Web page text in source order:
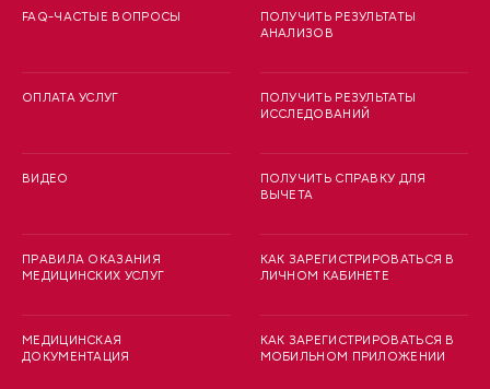
FAQ-ЧАСТЫЕ ВОПРОСЫ
ОПЛАТА УСЛУГ
ВИДЕО
ПРАВИЛА ОКАЗАНИЯ
МЕДИЦИНСКИХ УСЛУГ
МЕДИЦИНСКАЯ
ДОКУМЕНТАЦИЯ
ПОЛУЧИТЬ РЕЗУЛЬТАТЫ
АНАЛИЗОВ
ПОЛУЧИТЬ РЕЗУЛЬТАТЫ
ИССЛЕДОВАНИЙ
ПОЛУЧИТЬ СПРАВКУ ДЛЯ
ВЫЧЕТА
КАК ЗАРЕГИСТРИРОВАТЬСЯ В
ЛИЧНОМ КАБИНЕТЕ
КАК ЗАРЕГИСТРИРОВАТЬСЯ В
МОБИЛЬНОМ ПРИЛОЖЕНИИ